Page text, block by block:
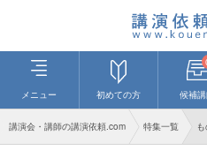
メニュー 初めての方 候補
講演会・講師の講演依頼.com 特集一覧